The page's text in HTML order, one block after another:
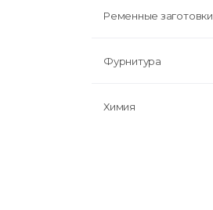
Ременные заготовки
Фурнитура
Химия